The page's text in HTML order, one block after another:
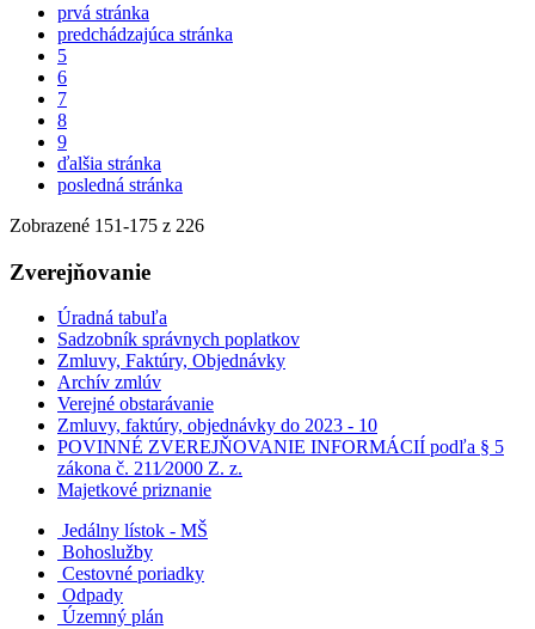
prvá stránka
predchádzajúca stránka
5
6
7
8
9
ďalšia stránka
posledná stránka
Zobrazené 151-175 z 226
Zverejňovanie
Úradná tabuľa
Sadzobník správnych poplatkov
Zmluvy, Faktúry, Objednávky
Archív zmlúv
Verejné obstarávanie
Zmluvy, faktúry, objednávky do 2023 - 10
POVINNÉ ZVEREJŇOVANIE INFORMÁCIÍ podľa § 5
zákona č. 211⁄2000 Z. z.
Majetkové priznanie
Jedálny lístok - MŠ
Bohoslužby
Cestovné poriadky
Odpady
Územný plán